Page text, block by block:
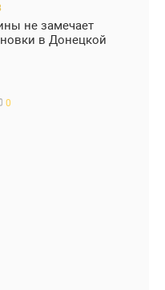
не замечает
в Донецкой
0